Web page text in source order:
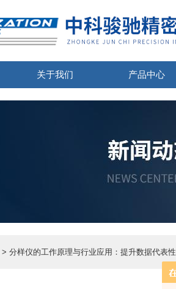
关于我们 产品中心
> 分样仪的工作原理与行业应用：提升数据代表性